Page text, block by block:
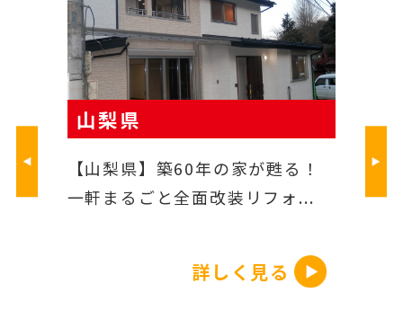
山梨県
【山梨県】築60年の家が甦る！
一軒まるごと全面改装リフォ...
詳しく見る
【山梨県】洗